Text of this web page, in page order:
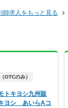
師求人をもっと見る
OTCのみ）
トキヨシ九州販
ヨシ あいらAコ